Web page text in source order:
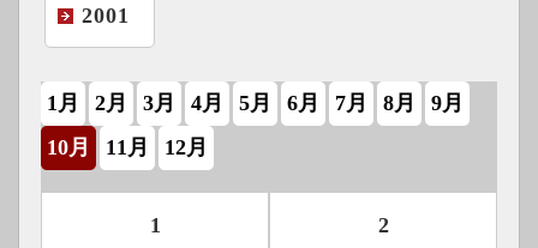
2001
1月 2月 3月 4月 5月 6月 7月 8月
9月
10月
11月 12月
1 2